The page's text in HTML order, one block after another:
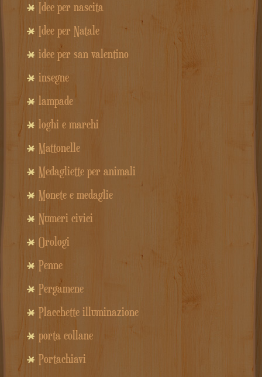
Idee per nascita
Idee per Natale
idee per san valentino
insegne
lampade
loghi e marchi
Mattonelle
Medagliette per animali
Monete e medaglie
Numeri civici
Orologi
Penne
Pergamene
Placchette illuminazione
porta collane
Portachiavi